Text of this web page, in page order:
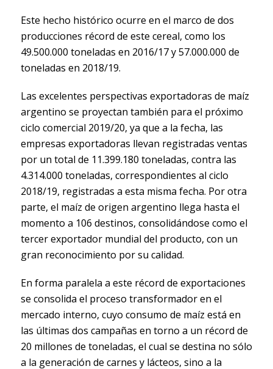
Este hecho histórico ocurre en el marco de dos
producciones récord de este cereal, como los
49.500.000 toneladas en 2016/17 y 57.000.000 de
toneladas en 2018/19.
Las excelentes perspectivas exportadoras de maíz
argentino se proyectan también para el próximo
ciclo comercial 2019/20, ya que a la fecha, las
empresas exportadoras llevan registradas ventas
por un total de 11.399.180 toneladas, contra las
4.314.000 toneladas, correspondientes al ciclo
2018/19, registradas a esta misma fecha. Por otra
parte, el maíz de origen argentino llega hasta el
momento a 106 destinos, consolidándose como el
tercer exportador mundial del producto, con un
gran reconocimiento por su calidad.
En forma paralela a este récord de exportaciones
se consolida el proceso transformador en el
mercado interno, cuyo consumo de maíz está en
las últimas dos campañas en torno a un récord de
20 millones de toneladas, el cual se destina no sólo
a la generación de carnes y lácteos, sino a la